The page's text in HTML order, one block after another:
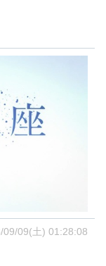
09/09(土) 01:28:08